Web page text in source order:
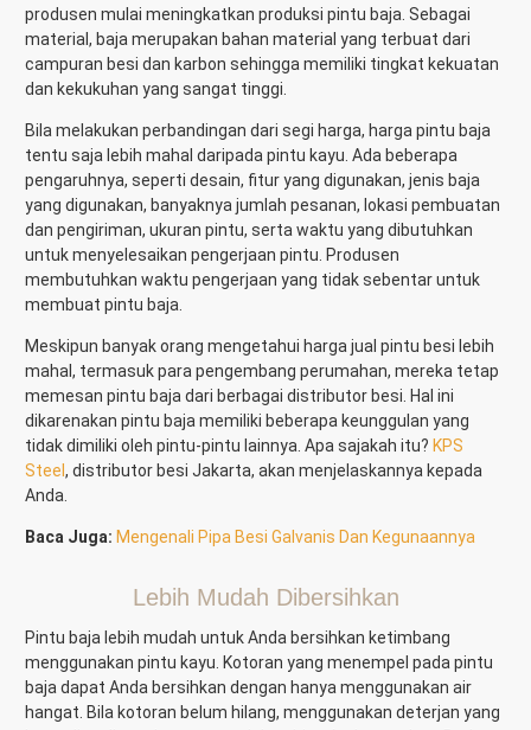
produsen mulai meningkatkan produksi pintu baja. Sebagai
material, baja merupakan bahan material yang terbuat dari
campuran besi dan karbon sehingga memiliki tingkat kekuatan
dan kekukuhan yang sangat tinggi.
Bila melakukan perbandingan dari segi harga, harga pintu baja
tentu saja lebih mahal daripada pintu kayu. Ada beberapa
pengaruhnya, seperti desain, fitur yang digunakan, jenis baja
yang digunakan, banyaknya jumlah pesanan, lokasi pembuatan
dan pengiriman, ukuran pintu, serta waktu yang dibutuhkan
untuk menyelesaikan pengerjaan pintu. Produsen
membutuhkan waktu pengerjaan yang tidak sebentar untuk
membuat pintu baja.
Meskipun banyak orang mengetahui harga jual pintu besi lebih
mahal, termasuk para pengembang perumahan, mereka tetap
memesan pintu baja dari berbagai distributor besi . Hal ini
dikarenakan pintu baja memiliki beberapa keunggulan yang
tidak dimiliki oleh pintu-pintu lainnya. Apa sajakah itu? KPS
Steel , distributor besi Jakarta, akan menjelaskannya kepada
Anda.
Baca Juga: Mengenali Pipa Besi Galvanis Dan Kegunaannya
Lebih Mudah Dibersihkan
Pintu baja lebih mudah untuk Anda bersihkan ketimbang
menggunakan pintu kayu. Kotoran yang menempel pada pintu
baja dapat Anda bersihkan dengan hanya menggunakan air
hangat. Bila kotoran belum hilang, menggunakan deterjan yang